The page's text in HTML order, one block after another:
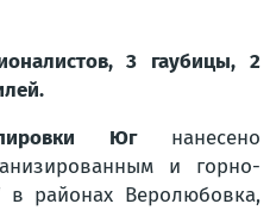
3 гаубицы, 2
Югнанесено
и горно-
в районах Веролюбовка,